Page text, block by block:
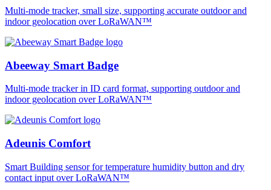
Multi-mode tracker, small size, supporting accurate outdoor and
indoor geolocation over LoRaWAN™
Abeeway Smart Badge
Multi-mode tracker in ID card format, supporting outdoor and
indoor geolocation over LoRaWAN™
Adeunis Comfort
Smart Building sensor for temperature humidity button and dry
contact input over LoRaWAN™